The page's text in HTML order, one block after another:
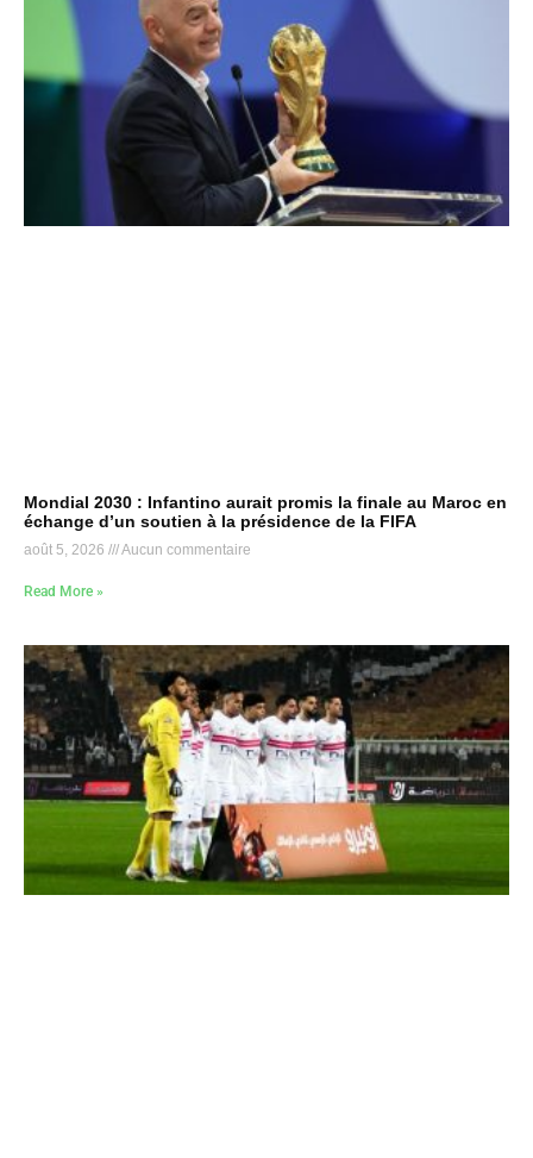
Mondial 2030 : Infantino aurait promis la finale au Maroc en
échange d’un soutien à la présidence de la FIFA
août 5, 2026 Aucun commentaire
Read More »